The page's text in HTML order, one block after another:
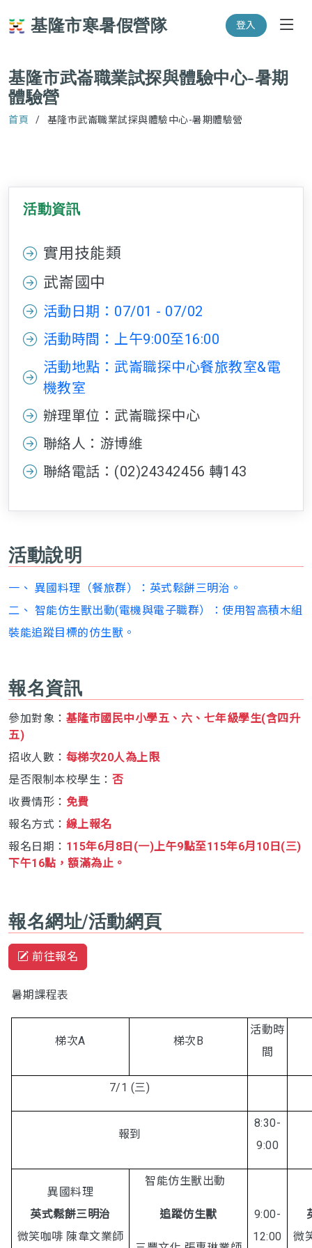
基隆市寒暑假營隊 登入
基隆市武崙職業試探與體驗中心-暑期
體驗營
首頁 基隆市武崙職業試探與體驗中心-暑期體驗營
活動資訊
實用技能類
武崙國中
活動日期：07/01 - 07/02
活動時間：上午9:00至16:00
活動地點：武崙職探中心餐旅教室&電
機教室
辦理單位：武崙職探中心
聯絡人：游博維
聯絡電話：(02)24342456 轉143
活動說明
一、 異國料理（餐旅群）：英式鬆餅三明治。
二、 智能仿生獸出動(電機與電子職群）：使用智高積木組
裝能追蹤目標的仿生獸。
報名資訊
參加對象： 基隆市國民中小學五、六、七年級學生(含四升
五)
招收人數： 每梯次20人為上限
是否限制本校學生： 否
收費情形： 免費
報名方式： 線上報名
報名日期： 115年6月8日(一)上午9點至115年6月10日(三)
下午16點，額滿為止。
報名網址/活動網頁
前往報名
暑期課程表
梯次A 梯次B
活動時
間
7/1 (三)
報到
8:30-
9:00
異國料理
英式鬆餅三明治
微笑咖啡 陳韋文業師
智能仿生獸出動
追蹤仿生獸
9:00-
12:00
微